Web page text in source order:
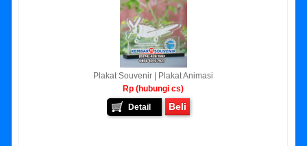
Plakat Souvenir | Plakat Animasi
Rp (hubungi cs)
Detail
Beli